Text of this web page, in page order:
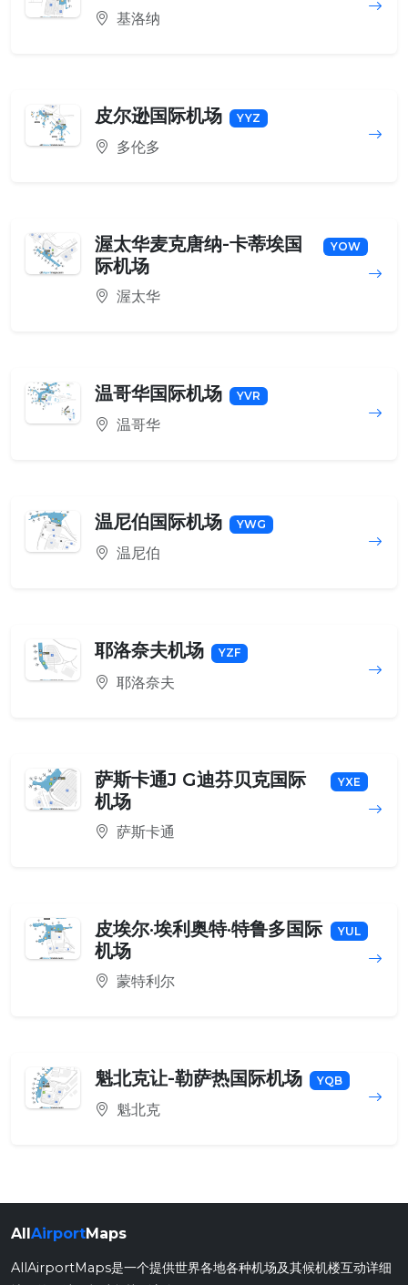
基洛纳
皮尔逊国际机场 YYZ
多伦多
渥太华麦克唐纳-卡蒂埃国
际机场
YOW
渥太华
温哥华国际机场 YVR
温哥华
温尼伯国际机场 YWG
温尼伯
耶洛奈夫机场 YZF
耶洛奈夫
萨斯卡通J G迪芬贝克国际
机场
YXE
萨斯卡通
皮埃尔·埃利奥特·特鲁多国际
机场
YUL
蒙特利尔
魁北克让-勒萨热国际机场 YQB
魁北克
AllAirportMaps
AllAirportMaps是一个提供世界各地各种机场及其候机楼互动详细